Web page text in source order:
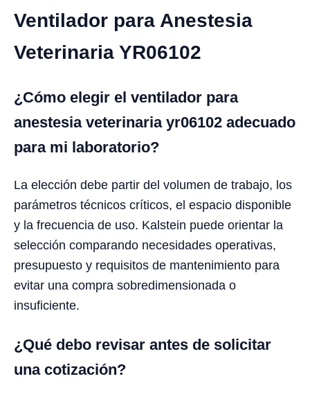
Ventilador para Anestesia
Veterinaria YR06102
¿Cómo elegir el ventilador para
anestesia veterinaria yr06102 adecuado
para mi laboratorio?
La elección debe partir del volumen de trabajo, los
parámetros técnicos críticos, el espacio disponible
y la frecuencia de uso. Kalstein puede orientar la
selección comparando necesidades operativas,
presupuesto y requisitos de mantenimiento para
evitar una compra sobredimensionada o
insuficiente.
¿Qué debo revisar antes de solicitar
una cotización?